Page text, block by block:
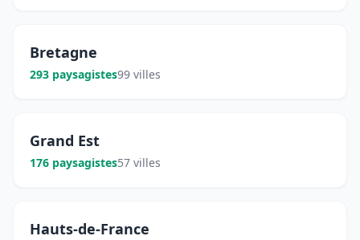
Bretagne
293 paysagistes99 villes
Grand Est
176 paysagistes57 villes
Hauts-de-France